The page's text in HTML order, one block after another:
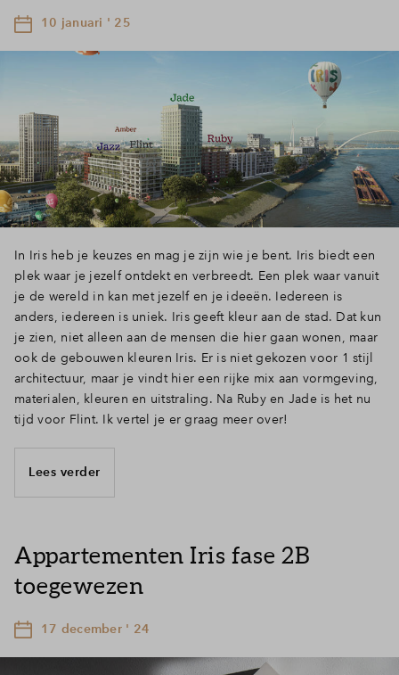
10 januari ' 25
In Iris heb je keuzes en mag je zijn wie je bent. Iris biedt een
plek waar je jezelf ontdekt en verbreedt. Een plek waar vanuit
je de wereld in kan met jezelf en je ideeën. Iedereen is
anders, iedereen is uniek. Iris geeft kleur aan de stad. Dat kun
je zien, niet alleen aan de mensen die hier gaan wonen, maar
ook de gebouwen kleuren Iris. Er is niet gekozen voor 1 stijl
architectuur, maar je vindt hier een rijke mix aan vormgeving,
materialen, kleuren en uitstraling. Na Ruby en Jade is het nu
tijd voor Flint. Ik vertel je er graag meer over!
Lees verder
Appartementen Iris fase 2B
toegewezen
17 december ' 24